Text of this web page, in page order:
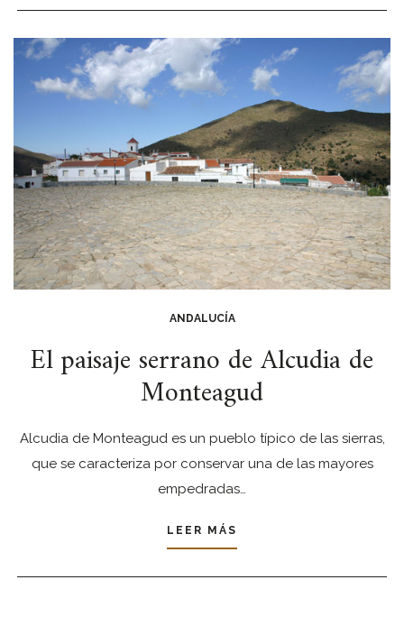
ANDALUCÍA
El paisaje serrano de Alcudia de
Monteagud
Alcudia de Monteagud es un pueblo típico de las sierras,
que se caracteriza por conservar una de las mayores
empedradas…
LEER MÁS